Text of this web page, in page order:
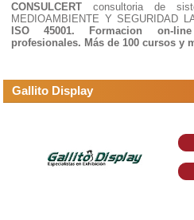
CONSULCERT consultoria de
MEDIOAMBIENTE Y SEGURIDAD
ISO 45001. Formacion on-
profesionales. Más de 100 cursos y
Gallito Display